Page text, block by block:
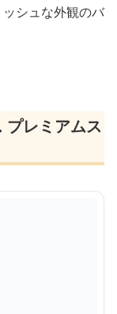
シュな外観のバ
プレミアムス